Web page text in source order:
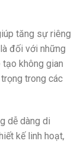
tăng sự riêng
đối với những
không gian
trong các
dễ dàng di
kế linh hoạt,